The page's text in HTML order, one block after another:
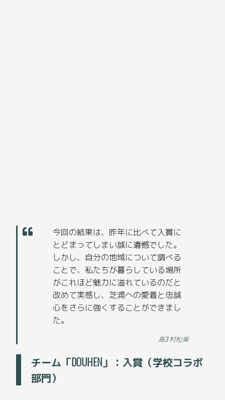
今回の結果は、昨年に比べて入賞に
とどまってしまい誠に遺憾でした。
しかし、自分の地域について調べる
ことで、私たちが暮らしている場所
がこれほど魅力に溢れているのだと
改めて実感し、芝浦への愛着と忠誠
心をさらに強くすることができまし
た。
高3 村松楽
チーム「DOUHEN」：入賞（学校コラボ
部門）